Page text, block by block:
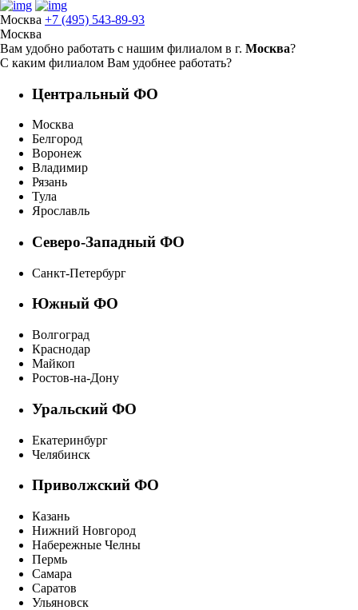
Москва +7 (495) 543-89-93
Москва
Вам удобно работать с нашим филиалом в г. Москва?
С каким филиалом Вам удобнее работать?
Центральный ФО
Москва
Белгород
Воронеж
Владимир
Рязань
Тула
Ярославль
Северо-Западный ФО
Санкт-Петербург
Южный ФО
Волгоград
Краснодар
Майкоп
Ростов-на-Дону
Уральский ФО
Екатеринбург
Челябинск
Приволжский ФО
Казань
Нижний Новгород
Набережные Челны
Пермь
Самара
Саратов
Ульяновск